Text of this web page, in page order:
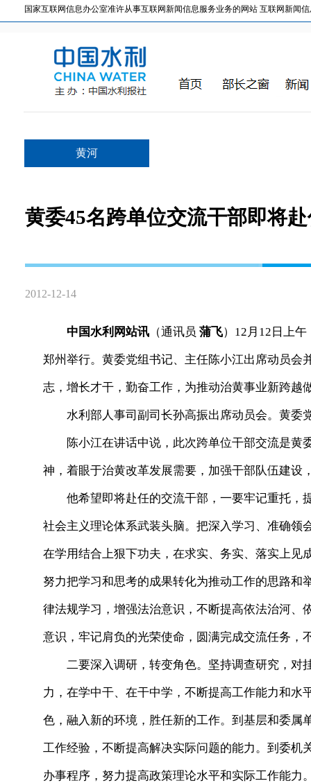
国家互联网信息办公室准许从事互联网新闻信息服务业务的网站 互联网新闻信
黄河
黄委45名跨单位交流干部即将
2012-12-14
中国水利网站讯 （通讯员 蒲飞）12 月12日上
郑州举行。黄委党组书记、主任陈小江出席动员
志，增长才干，勤奋工作，为推动治黄事业新跨越
水利部人事司副司长孙高振出席动员会。黄委
陈小江在讲话中说，此次跨单位干部交流是黄
神，着眼于治黄改革发展需要，加强干部队伍建
他希望即将赴任的交流干部，一要牢记重托，
社会主义理论体系武装头脑。把深入学习、准确
在学用结合上狠下功夫，在求实、务实、落实上
努力把学习和思考的成果转化为推动工作的思路
律法规学习，增强法治意识，不断提高依法治河
意识，牢记肩负的光荣使命，圆满完成交流任务，
二要深入调研，转变角色。坚持调查研究，对
力，在学中干、在干中学，不断提高工作能力和
色，融入新的环境，胜任新的工作。到基层和委
工作经验，不断提高解决实际问题的能力。到委
办事程序，努力提高政策理论水平和实际工作能力